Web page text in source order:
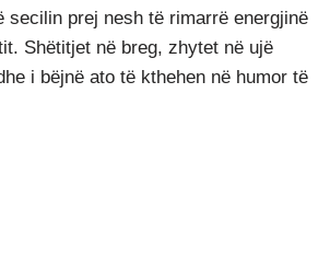
secilin prej nesh të rimarrë energjinë
Shëtitjet në breg, zhytet në ujë
i bëjnë ato të kthehen në humor të